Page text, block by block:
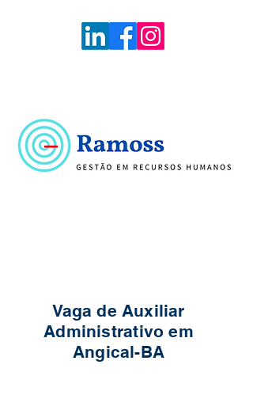
Vaga de Auxiliar
Administrativo em
Angical-BA